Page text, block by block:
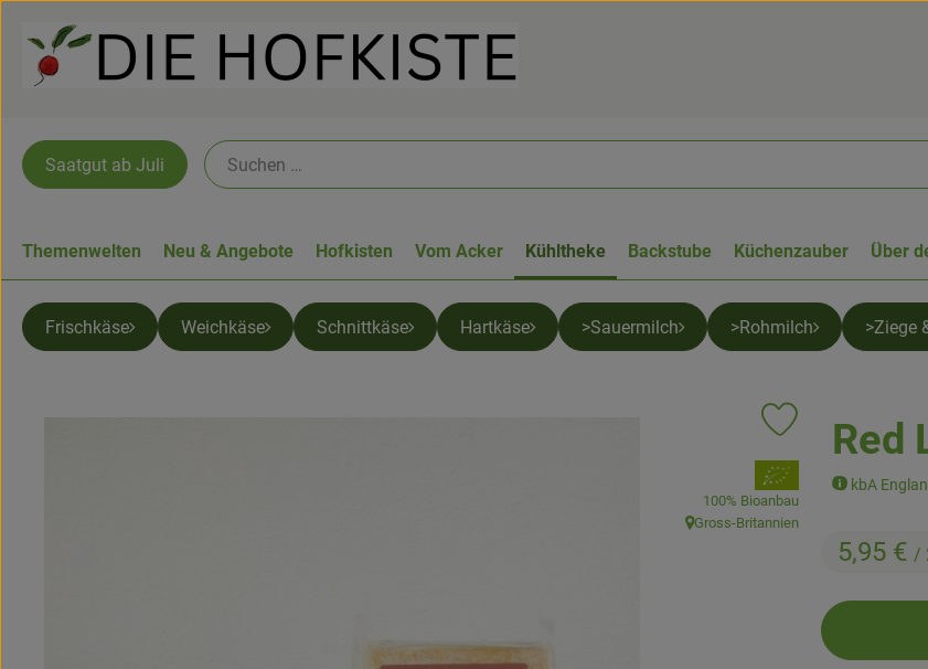
Saatgut ab Juli
Themenwelten Neu & Angebote Hofkisten Vom Acker Kühltheke Backstube Küchenzauber Über
Frischkäse Weichkäse Schnittkäse Hartkäse >Sauermilch >Rohmilch >Ziege
Red
kbA
5,95 € /
Produkt zu
, Verband:
100% Bioanbau
, Herkunft:
Gross-Britannien